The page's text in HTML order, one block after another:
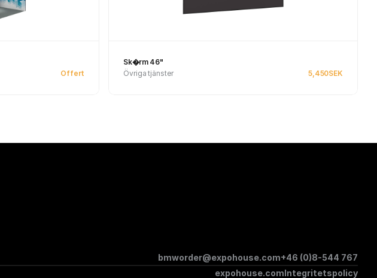
Offert
Sk�rm 46"
Övriga tjänster
5,450SEK
bmworder@expohouse.com+46 (0)8-544 767
expohouse.comIntegritetspolicy